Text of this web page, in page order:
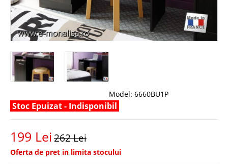
Model: 6660BU1P
Stoc Epuizat - Indisponibil
199 Lei262 Lei
Oferta de pret in limita stocului